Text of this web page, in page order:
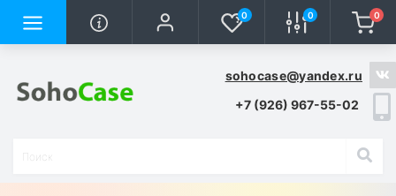
0 0 0
sohocase@yandex.ru
+7 (926) 967-55-02